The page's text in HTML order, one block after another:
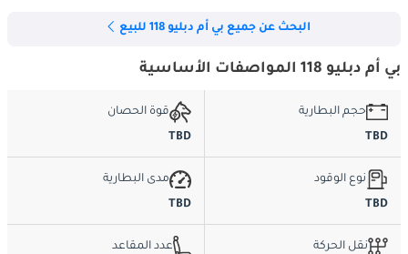
البحث عن جميع بي أم دبليو 118 للبيع
بي أم دبليو 118 المواصفات الأساسية
حجم البطارية
TBD
قوة الحصان
TBD
نوع الوقود
TBD
مدى البطارية
TBD
نقل الحركة
عدد المقاعد